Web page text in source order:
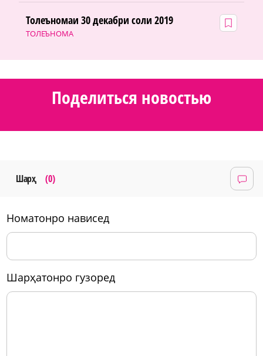
ТОЛЕЪНОМА
Толеъномаи 30 декабри соли 2019
Поделиться новостью
Шарҳ (0)
номатонро нависед
шарҳатонро гузоред